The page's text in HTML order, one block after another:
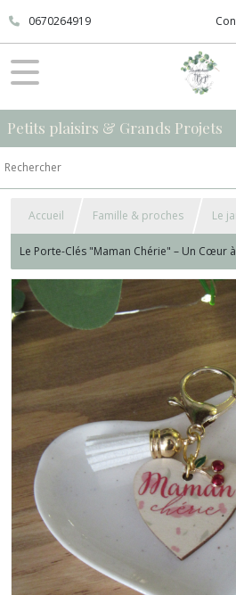
0670264919
Petits plaisirs & Grands Projets
Accueil Famille & proches Le
Le Porte-Clés "Maman Chérie" – Un Cœur